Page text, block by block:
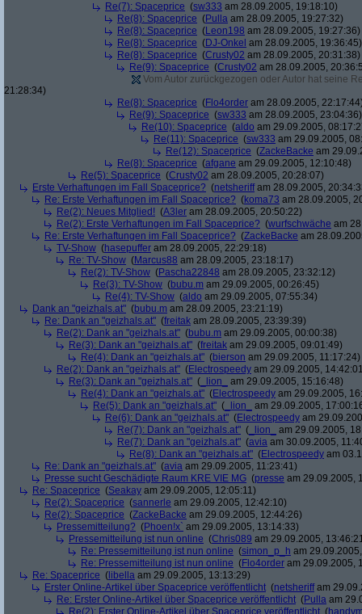
Re(7): Spaceprice (sw333 am 28.09.2005, 19:18:10)
Re(8): Spaceprice (Pulla am 28.09.2005, 19:27:32)
Re(8): Spaceprice (Leon198 am 28.09.2005, 19:27:36)
Re(8): Spaceprice (DJ-Onkel am 28.09.2005, 19:36:45)
Re(8): Spaceprice (Crusty02 am 28.09.2005, 20:31:38)
Re(9): Spaceprice (Crusty02 am 28.09.2005,
Vom Autor zurückgezogen oder Autor hat seine
21:28:34)
Re(8): Spaceprice (Flo4order am 28.09.2005,
Re(9): Spaceprice (sw333 am 28.09.2005, 23:04:36)
Re(10): Spaceprice (aldo am 29.09.2005,
Re(11): Spaceprice (sw333 am 29.09.2005,
Re(12): Spaceprice (ZackeBacke am
Re(8): Spaceprice (afgane am 29.09.2005, 12:10:48)
Re(5): Spaceprice (Crusty02 am 28.09.2005, 20:28:07)
Erste Verhaftungen im Fall Spaceprice? (netsheriffam 28.09.2005,
Re: Erste Verhaftungen im Fall Spaceprice? (koma73 am 28.09.2005,
Re(2): Neues Mitglied! (A3ler am 28.09.2005, 20:50:22)
Re(2): Erste Verhaftungen im Fall Spaceprice? (wurfschwäche am
Re: Erste Verhaftungen im Fall Spaceprice? (ZackeBacke am
TV-Show (hasepuffer am 28.09.2005, 22:29:18)
Re: TV-Show (Marcus88 am 28.09.2005, 23:18:17)
Re(2): TV-Show (Pascha22848 am 28.09.2005, 23:32:12)
Re(3): TV-Show (bubu.m am 29.09.2005, 00:26:45)
Re(4): TV-Show (aldo am 29.09.2005, 07:55:34)
Dank an "geizhals.at" (bubu.m am 28.09.2005, 23:21:19)
Re: Dank an "geizhals.at" (freitak am 28.09.2005, 23:39:39)
Re(2): Dank an "geizhals.at" (bubu.m am 29.09.2005, 00:00:38)
Re(3): Dank an "geizhals.at" (freitak am 29.09.2005, 09:01:49)
Re(4): Dank an "geizhals.at" (bierson am 29.09.2005, 11:17:24)
Re(2): Dank an "geizhals.at" (Electrospeedy am 29.09.2005,
Re(3): Dank an "geizhals.at" ( _lion_
am 29.09.2005, 15:16:48)
Re(4): Dank an "geizhals.at" (Electrospeedy am 29.09.2005,
Re(5): Dank an "geizhals.at" ( _lion_
am 29.09.2005,
Re(6): Dank an "geizhals.at" (Electrospeedy am
Re(7): Dank an "geizhals.at" ( _lion_
am 29.09.2005,
Re(7): Dank an "geizhals.at" (avia am 30.09.2005,
Re(8): Dank an "geizhals.at" (Electrospeedy am
Re: Dank an "geizhals.at" (avia am 29.09.2005, 11:23:41)
Presse sucht Geschädigte Raum KRE VIE MG (presse am 29.09.2005,
Re: Spaceprice (Seakay am 29.09.2005, 12:05:11)
Re(2): Spaceprice (sannerle am 29.09.2005, 12:42:10)
Re(2): Spaceprice (ZackeBacke am 29.09.2005, 12:44:26)
Pressemitteilung? (Phoen!x` am 29.09.2005, 13:14:33)
Pressemitteilung ist nun online (Chris089 am 29.09.2005,
Re: Pressemitteilung ist nun online (simon_p_h am
Re: Pressemitteilung ist nun online (Flo4order am 29.09.2005,
Re: Spaceprice ( libella am 29.09.2005, 13:13:29)
Erster Online-Artikel über Spaceprice veröffentlicht (netsheriffam
Re: Erster Online-Artikel über Spaceprice veröffentlicht (Pulla am
Re(2): Erster Online-Artikel über Spaceprice veröffentlicht (